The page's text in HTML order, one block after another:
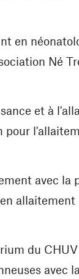
en
Né
et à
pour
avec la
allaitement
du CHUV
avec